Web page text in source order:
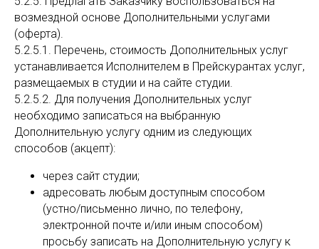
возмездной основе Дополнительными услугами
(оферта).
5.2.5.1. Перечень, стоимость Дополнительных услуг
устанавливается Исполнителем в Прейскурантах услуг,
размещаемых в студии и на сайте студии.
5.2.5.2. Для получения Дополнительных услуг
необходимо записаться на выбранную
Дополнительную услугу одним из следующих
способов (акцепт):
через сайт студии;
адресовать любым доступным способом
(устно/письменно лично, по телефону,
электронной почте и/или иным способом)
просьбу записать на Дополнительную услугу к